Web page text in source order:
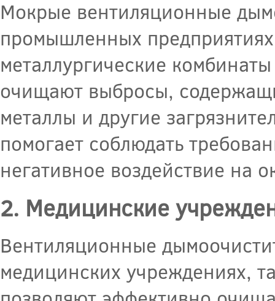
Мокрые вентиляционные
промышленных
металлургические
очищают выбросы,
металлы и другие
помогает соблюдать
негативное воздействие на
2. Медицинские
Вентиляционные
медицинских учреждениях,